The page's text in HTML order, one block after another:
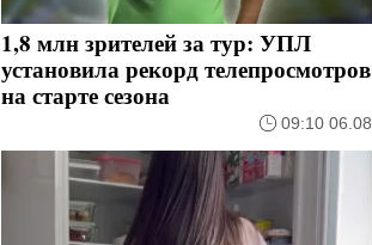
1,8 млн зрителей за тур: УПЛ
установила рекорд телепросмотров
на старте сезона
09:10 06.08